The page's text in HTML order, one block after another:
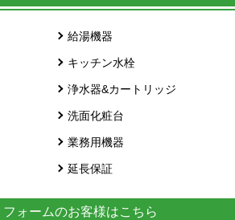
給湯機器
キッチン水栓
浄水器&カートリッジ
洗面化粧台
業務用機器
延長保証
フォームのお客様はこちら